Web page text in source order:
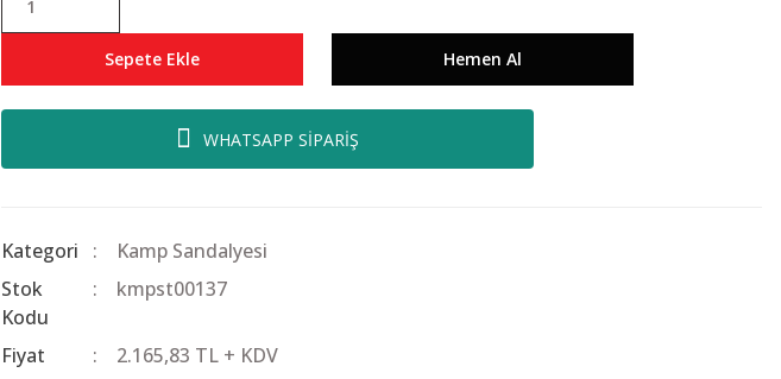
Sepete Ekle Hemen Al
WHATSAPP SİPARİŞ
Kategori
Kamp Sandalyesi
Stok
Kodu
kmpst00137
Fiyat
2.165,83 TL + KDV